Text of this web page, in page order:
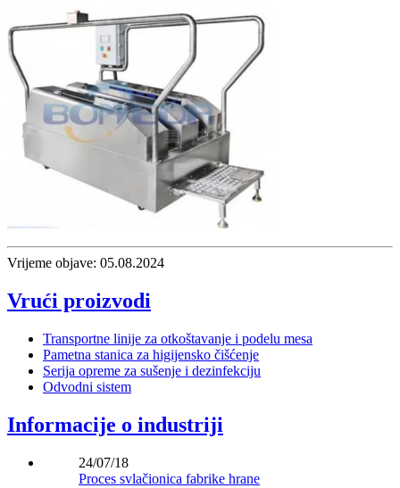
Vrijeme objave: 05.08.2024
Vrući proizvodi
Transportne linije za otkoštavanje i podelu mesa
Pametna stanica za higijensko čišćenje
Serija opreme za sušenje i dezinfekciju
Odvodni sistem
Informacije o industriji
24/07/18
Proces svlačionica fabrike hrane